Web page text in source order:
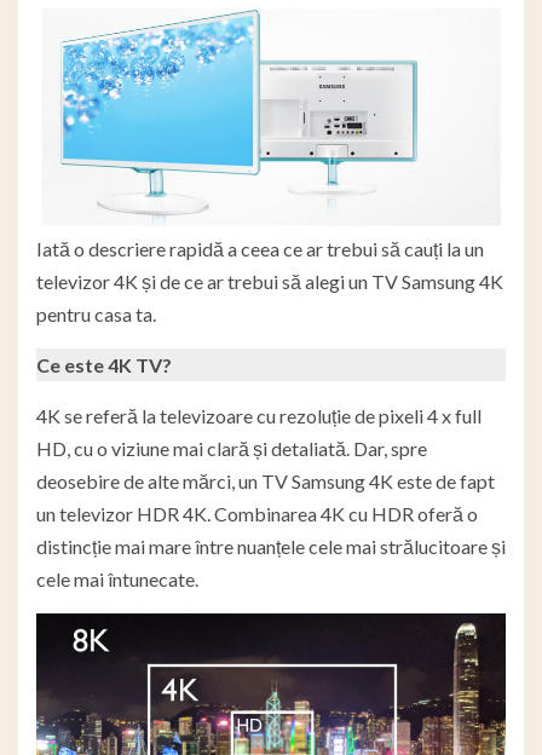
Iată o descriere rapidă a ceea ce ar trebui să cauți la un
televizor 4K și de ce ar trebui să alegi un TV Samsung 4K
pentru casa ta.
Ce este 4K TV?
4K se referă la televizoare cu rezoluție de pixeli 4 x full
HD, cu o viziune mai clară și detaliată. Dar, spre
deosebire de alte mărci, un TV Samsung 4K este de fapt
un televizor HDR 4K. Combinarea 4K cu HDR oferă o
distincție mai mare între nuanțele cele mai strălucitoare și
cele mai întunecate.